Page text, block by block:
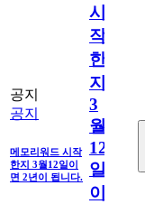
공지
공지
메모리워드 시작
한지 3월12일이
면 2년이 됩니다.
시
작
한
지
3
월
12
일
이